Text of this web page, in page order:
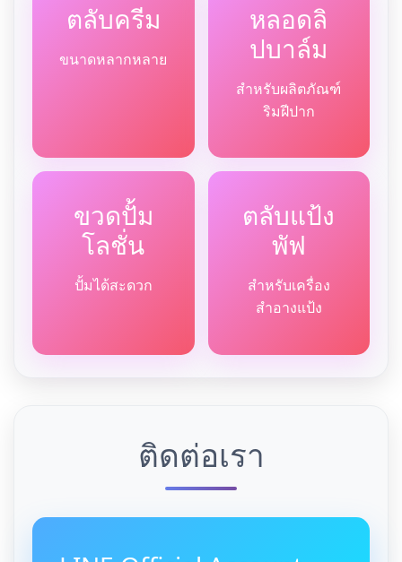
ตลับครีม
ขนาดหลากหลาย
หลอดลิ
ปบาล์ม
สำหรับผลิตภัณฑ์
ริมฝีปาก
ขวดปั้ม
โลชั่น
ปั้มได้สะดวก
ตลับแป้ง
พัฟ
สำหรับเครื่อง
สำอางแป้ง
ติดต่อเรา